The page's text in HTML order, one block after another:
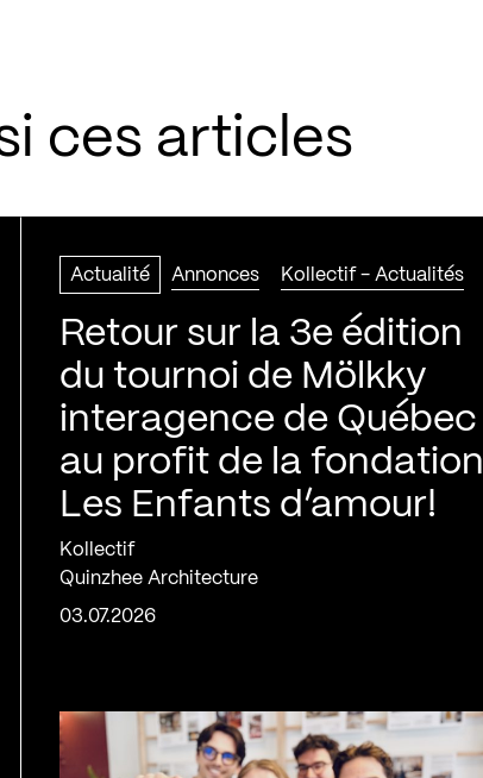
ces articles
Actualité Annonces Kollectif - Actualités
Retour sur la 3e édition
du tournoi de Mölkky
interagence de Québec
au profit de la fondation
Les Enfants d’amour!
Kollectif
Quinzhee Architecture
03.07.2026